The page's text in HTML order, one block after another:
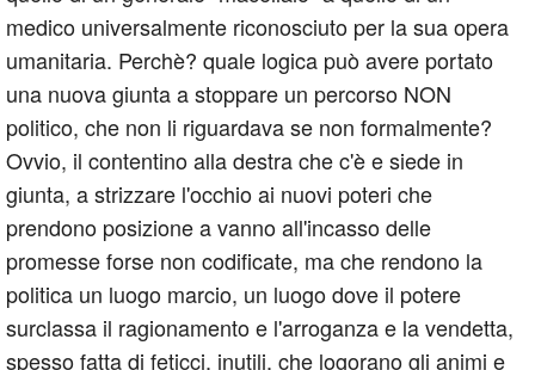
medico universalmente riconosciuto per la sua opera
umanitaria. Perchè? quale logica può avere portato
una nuova giunta a stoppare un percorso NON
politico, che non li riguardava se non formalmente?
Ovvio, il contentino alla destra che c'è e siede in
giunta, a strizzare l'occhio ai nuovi poteri che
prendono posizione a vanno all'incasso delle
promesse forse non codificate, ma che rendono la
politica un luogo marcio, un luogo dove il potere
surclassa il ragionamento e l'arroganza e la vendetta,
spesso fatta di feticci, inutili, che logorano gli animi e